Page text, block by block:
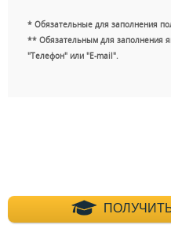
* Обязательные для заполнения
** Обязательным для заполнения
"Телефон" или "E-mail".